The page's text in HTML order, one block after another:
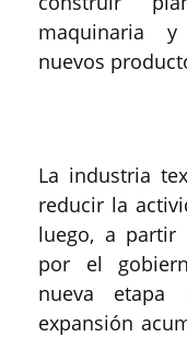
maquinaria
nuevos
La industria
reducir la
luego, a partir
por el
nueva etapa
expansión